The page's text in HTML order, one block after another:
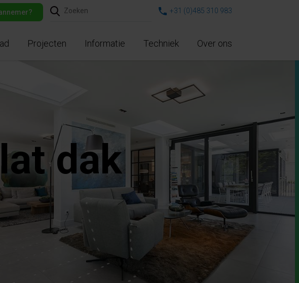
+31 (0)485 310 983
Projecten Informatie Techniek Over ons
dak